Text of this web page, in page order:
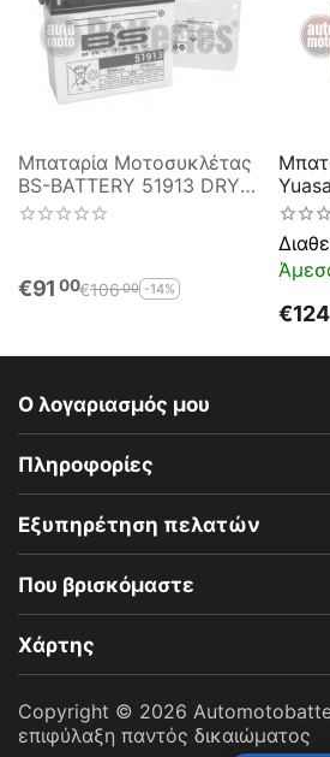
Μπαταρία Μοτοσυκλέτας
BS-BATTERY 51913 DRY
19AH 210EN
€91 00€10600 -14%
Yuasa YT19BL-BS 12V
€124
Ο λογαριασμός μου
Πληροφορίες
Εξυπηρέτηση πελατών
Που βρισκόμαστε
Χάρτης
Copyright © 2026
επιφύλαξη παντός δικαιώματος